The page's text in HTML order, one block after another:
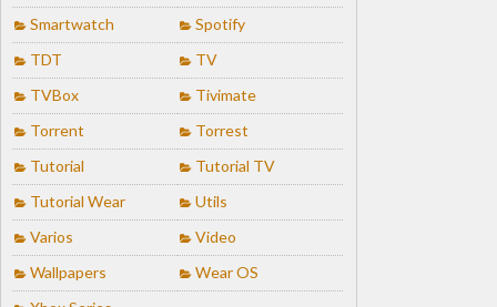
Smartwatch
Spotify
TDT
TV
TVBox
Tivimate
Torrent
Torrest
Tutorial
Tutorial TV
Tutorial Wear
Utils
Varios
Video
Wallpapers
Wear OS